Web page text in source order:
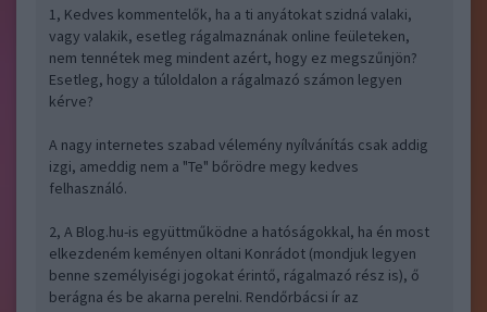
1, Kedves kommentelők, ha a ti anyátokat szidná valaki,
vagy valakik, esetleg rágalmaznának online feületeken,
nem tennétek meg mindent azért, hogy ez megszűnjön?
Esetleg, hogy a túloldalon a rágalmazó számon legyen
kérve?
A nagy internetes szabad vélemény nyílvánítás csak addig
izgi, ameddig nem a "Te" bőrödre megy kedves
felhasználó.
2, A Blog.hu-is együttműködne a hatóságokkal, ha én most
elkezdeném keményen oltani Konrádot (mondjuk legyen
benne személyiségi jogokat érintő, rágalmazó rész is), ő
berágna és be akarna perelni. Rendőrbácsi ír az